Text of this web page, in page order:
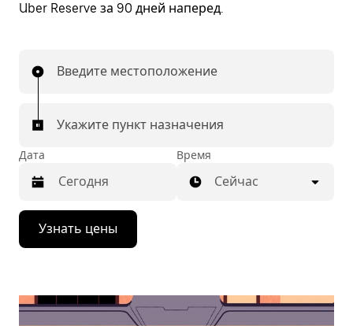
Uber Reserve за 90 дней наперед.
Введите местоположение
Укажите пункт назначения
Дата
Нажмите
стрелку
вниз,
календарю
Время
Сейчас
Узнать цены